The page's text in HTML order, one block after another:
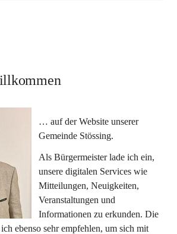
… auf der Website unserer
Gemeinde Stössing.
Als Bürgermeister lade ich ein,
unsere digitalen Services wie
Mitteilungen, Neuigkeiten,
Veranstaltungen und
Informationen zu erkunden. Die
ebenso sehr empfehlen, um sich mit